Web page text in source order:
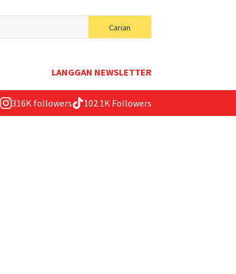
Carian
for:
LANGGAN NEWSLETTER
316K followers 102.1K Followers